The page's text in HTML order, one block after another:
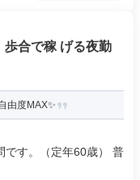
歩合で稼 げる夜勤
由度MAX✨
です。（定年60歳） 普